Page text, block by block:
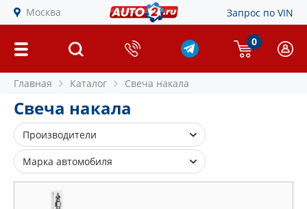
Москва Запрос по VIN
0
Главная Каталог Свеча накала
Свеча накала
Производители
4U
AMD
ASHIKA
Марка автомобиля
Alfa Romeo